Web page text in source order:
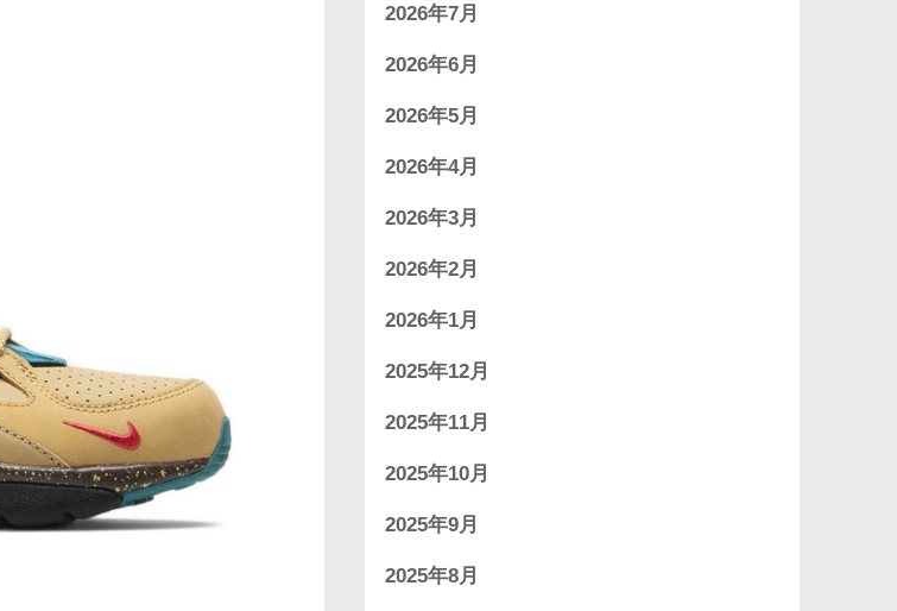
2026年7月
2026年6月
2026年5月
2026年4月
2026年3月
2026年2月
2026年1月
2025年12月
2025年11月
2025年10月
2025年9月
2025年8月